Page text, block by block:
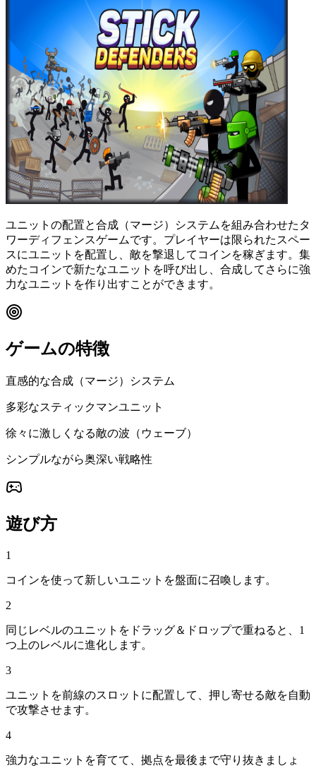
ユニットの配置と合成（マージ）システムを組み合わせたタ
ワーディフェンスゲームです。プレイヤーは限られたスペー
スにユニットを配置し、敵を撃退してコインを稼ぎます。集
めたコインで新たなユニットを呼び出し、合成してさらに強
力なユニットを作り出すことができます。
ゲームの特徴
直感的な合成（マージ）システム
多彩なスティックマンユニット
徐々に激しくなる敵の波（ウェーブ）
シンプルながら奥深い戦略性
遊び方
1
コインを使って新しいユニットを盤面に召喚します。
2
同じレベルのユニットをドラッグ＆ドロップで重ねると、1
つ上のレベルに進化します。
3
ユニットを前線のスロットに配置して、押し寄せる敵を自動
で攻撃させます。
4
強力なユニットを育てて、拠点を最後まで守り抜きましょ